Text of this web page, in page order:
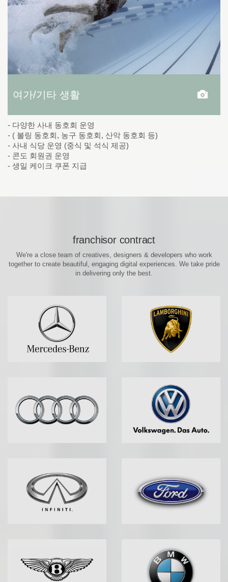
여가/기타 생활
- 다양한 사내 동호회 운영
- ( 볼링 동호회, 농구 동호회, 산악 동호회 등)
- 사내 식당 운영 (중식 및 석식 제공)
- 콘도 회원권 운영
- 생일 케이크 쿠폰 지급
franchisor contract
We're a close team of creatives, designers & developers who work
together to create beautiful, engaging digital experiences. We take pride
in delivering only the best.